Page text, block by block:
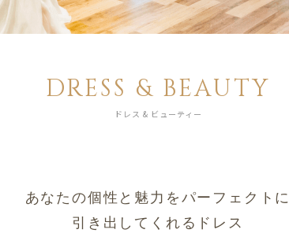
DRESS & BEAUTY
ドレス & ビューティー
あなたの個性と魅力をパーフェクトに
引き出してくれるドレス